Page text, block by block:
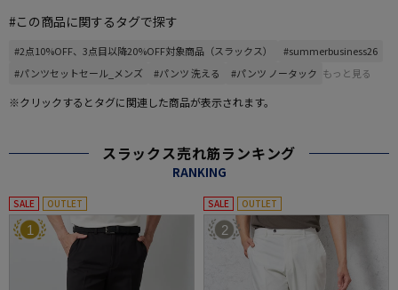
#この商品に関するタグで探す
#2点10%OFF、3点目以降20%OFF対象商品（スラックス）
#summerbusiness26
#パンツセットセール_メンズ
#パンツ 洗える #パンツ ノータック もっと見る
※クリックするとタグに関連した商品が表示されます。
スラックス売れ筋ランキング
RANKING
SALE OUTLET
1
SALE OUTLET
2